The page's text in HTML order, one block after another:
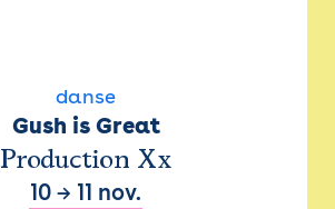
danse
Gush is Great
Production Xx
10 → 11 nov.